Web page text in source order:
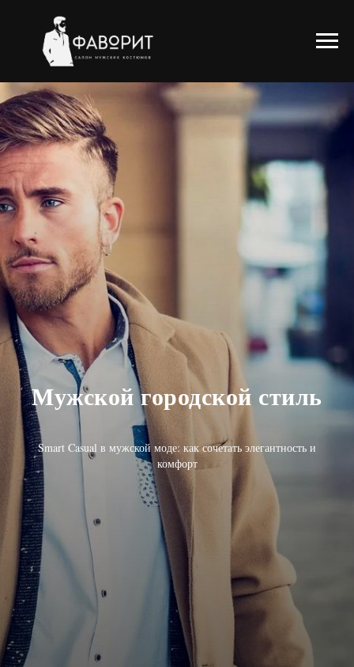
Мужской городской стиль
Smart Casual в мужской моде: как сочетать элегантность и
комфорт